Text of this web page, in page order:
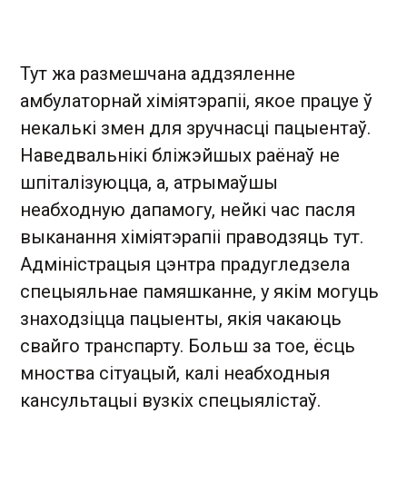
Тут жа размешчана аддзяленне
амбулаторнай хіміятэрапіі, якое працуе ў
некалькі змен для зручнасці пацыентаў.
Наведвальнікі бліжэйшых раёнаў не
шпіталізуюцца, а, атрымаўшы
неабходную дапамогу, нейкі час пасля
выканання хіміятэрапіі праводзяць тут.
Адміністрацыя цэнтра прадугледзела
спецыяльнае памяшканне, у якім могуць
знаходзіцца пацыенты, якія чакаюць
свайго транспарту. Больш за тое, ёсць
мноства сітуацый, калі неабходныя
кансультацыі вузкіх спецыялістаў.